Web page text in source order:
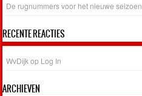
De rugnummers voor het nieuwe seizoen
RECENTE REACTIES
WvDijk op Log In
ARCHIEVEN